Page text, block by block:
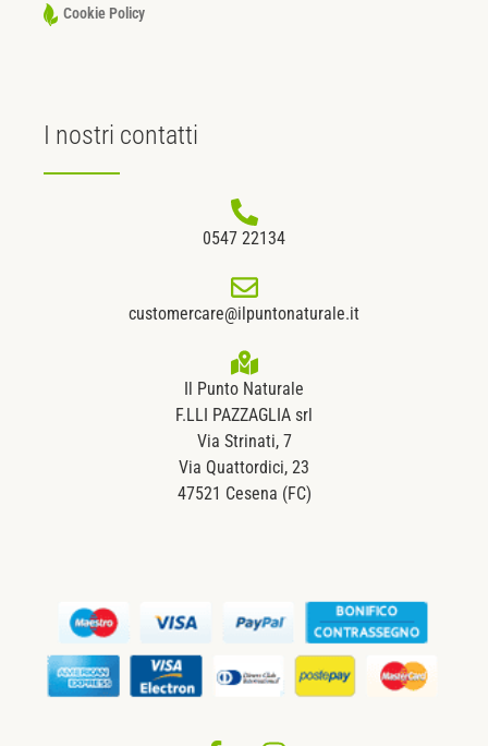
Cookie Policy
I nostri contatti
0547 22134
customercare@ilpuntonaturale.it
Il Punto Naturale
F.LLI PAZZAGLIA srl
Via Strinati, 7
Via Quattordici, 23
47521 Cesena (FC)